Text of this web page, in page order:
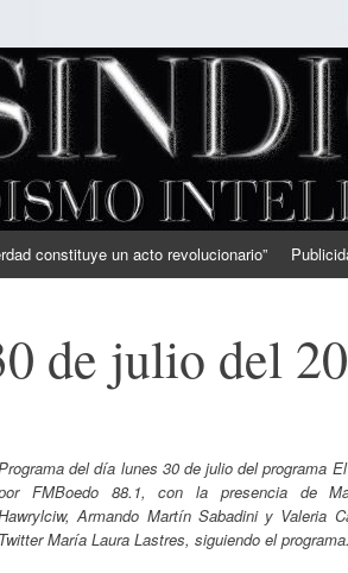
constituye un acto revolucionario”
de julio del
del día lunes 30 de julio del programa
FMBoedo 88.1, con la presencia de
Armando Martín Sabadini y Valeria
Twitter María Laura Lastres, siguiendo el programa.